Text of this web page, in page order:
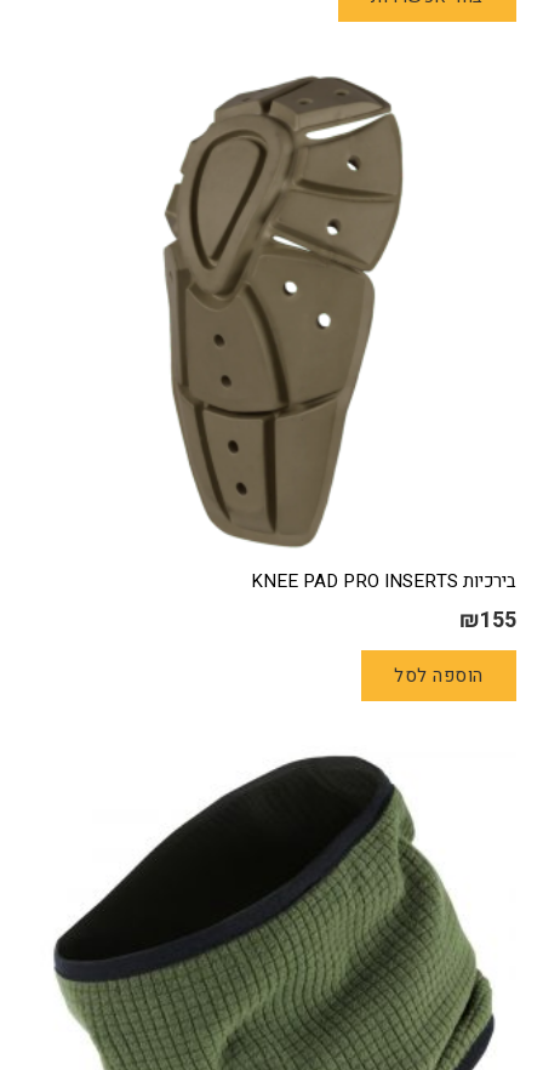
₪605.
₪299.
סוגים.
ניתן
לבחור
את
האפשרויות
בעמוד
המוצר
בירכיות KNEE PAD PRO INSERTS
₪155
הוספה לסל